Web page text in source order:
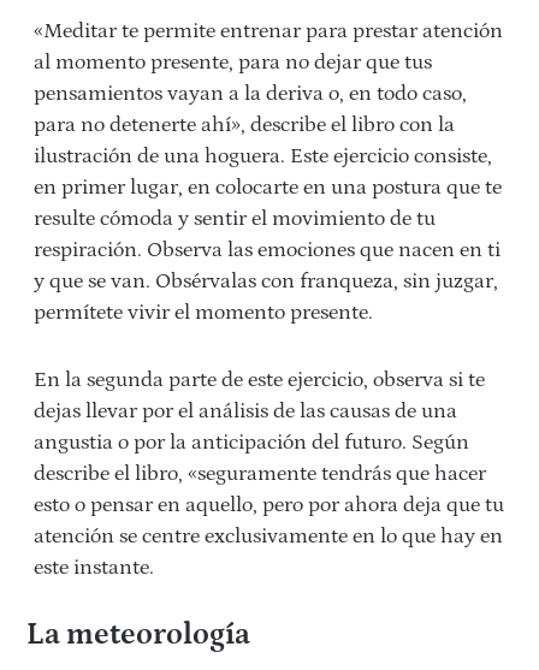
«Meditar te permite entrenar para prestar atención
al momento presente, para no dejar que tus
pensamientos vayan a la deriva o, en todo caso,
para no detenerte ahí», describe el libro con la
ilustración de una hoguera. Este ejercicio consiste,
en primer lugar, en colocarte en una postura que te
resulte cómoda y sentir el movimiento de tu
respiración. Observa las emociones que nacen en ti
y que se van. Obsérvalas con franqueza, sin juzgar,
permítete vivir el momento presente.
En la segunda parte de este ejercicio, observa si te
dejas llevar por el análisis de las causas de una
angustia o por la anticipación del futuro. Según
describe el libro, «seguramente tendrás que hacer
esto o pensar en aquello, pero por ahora deja que tu
atención se centre exclusivamente en lo que hay en
este instante.
La meteorología